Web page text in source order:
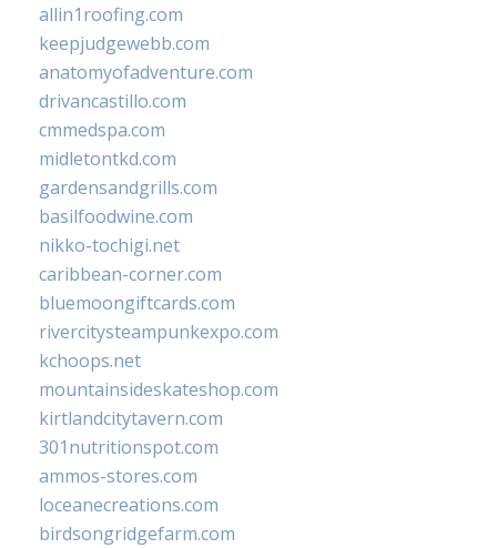
allin1roofing.com
keepjudgewebb.com
anatomyofadventure.com
drivancastillo.com
cmmedspa.com
midletontkd.com
gardensandgrills.com
basilfoodwine.com
nikko-tochigi.net
caribbean-corner.com
bluemoongiftcards.com
rivercitysteampunkexpo.com
kchoops.net
mountainsideskateshop.com
kirtlandcitytavern.com
301nutritionspot.com
ammos-stores.com
loceanecreations.com
birdsongridgefarm.com